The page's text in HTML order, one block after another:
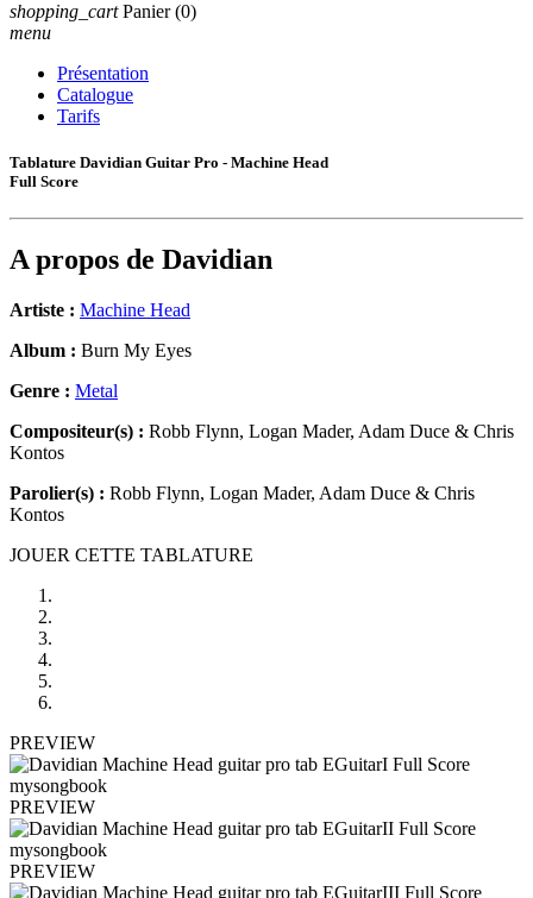
shopping_cart Panier (0)
menu
Présentation
Catalogue
Tarifs
Tablature Davidian Guitar Pro - Machine Head
Full Score
A propos de Davidian
Artiste : Machine Head
Album : Burn My Eyes
Genre : Metal
Compositeur(s) : Robb Flynn, Logan Mader, Adam Duce & Chris
Kontos
Parolier(s) : Robb Flynn, Logan Mader, Adam Duce & Chris
Kontos
JOUER CETTE TABLATURE
PREVIEW
PREVIEW
PREVIEW